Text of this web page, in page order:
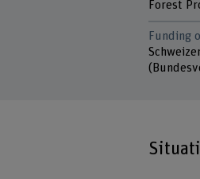
Forest
Funding